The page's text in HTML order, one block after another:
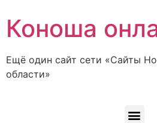
Коноша
Ещё один сайт сети «Сайты
области»